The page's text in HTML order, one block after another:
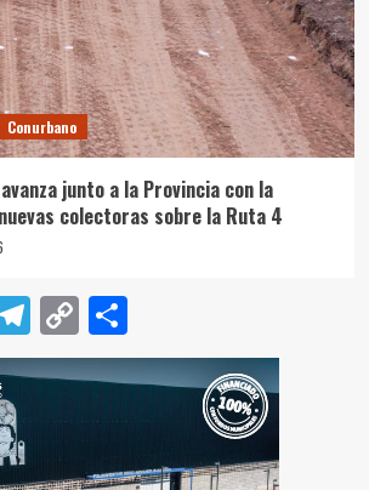
Conurbano
junto a la Provincia con la
colectoras sobre la Ruta 4
Telegram
Copy
Link
Compartir